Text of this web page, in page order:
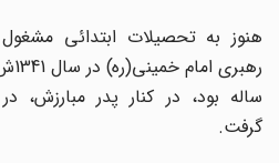
هنوز به تحصیلات ابتدائی مشغول
ساله بود، در کنار پدر مبارزش،
گرفت.